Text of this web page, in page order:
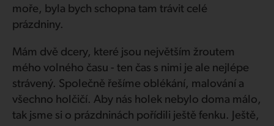
moře, byla bych schopna tam trávit celé
prázdniny.
Mám dvě dcery, které jsou největším žroutem
mého volného času - ten čas s nimi je ale nejlépe
strávený. Společně řešíme oblékání, malování a
všechno holčičí. Aby nás holek nebylo doma málo,
tak jsme si o prázdninách pořídili ještě fenku. Ještě,